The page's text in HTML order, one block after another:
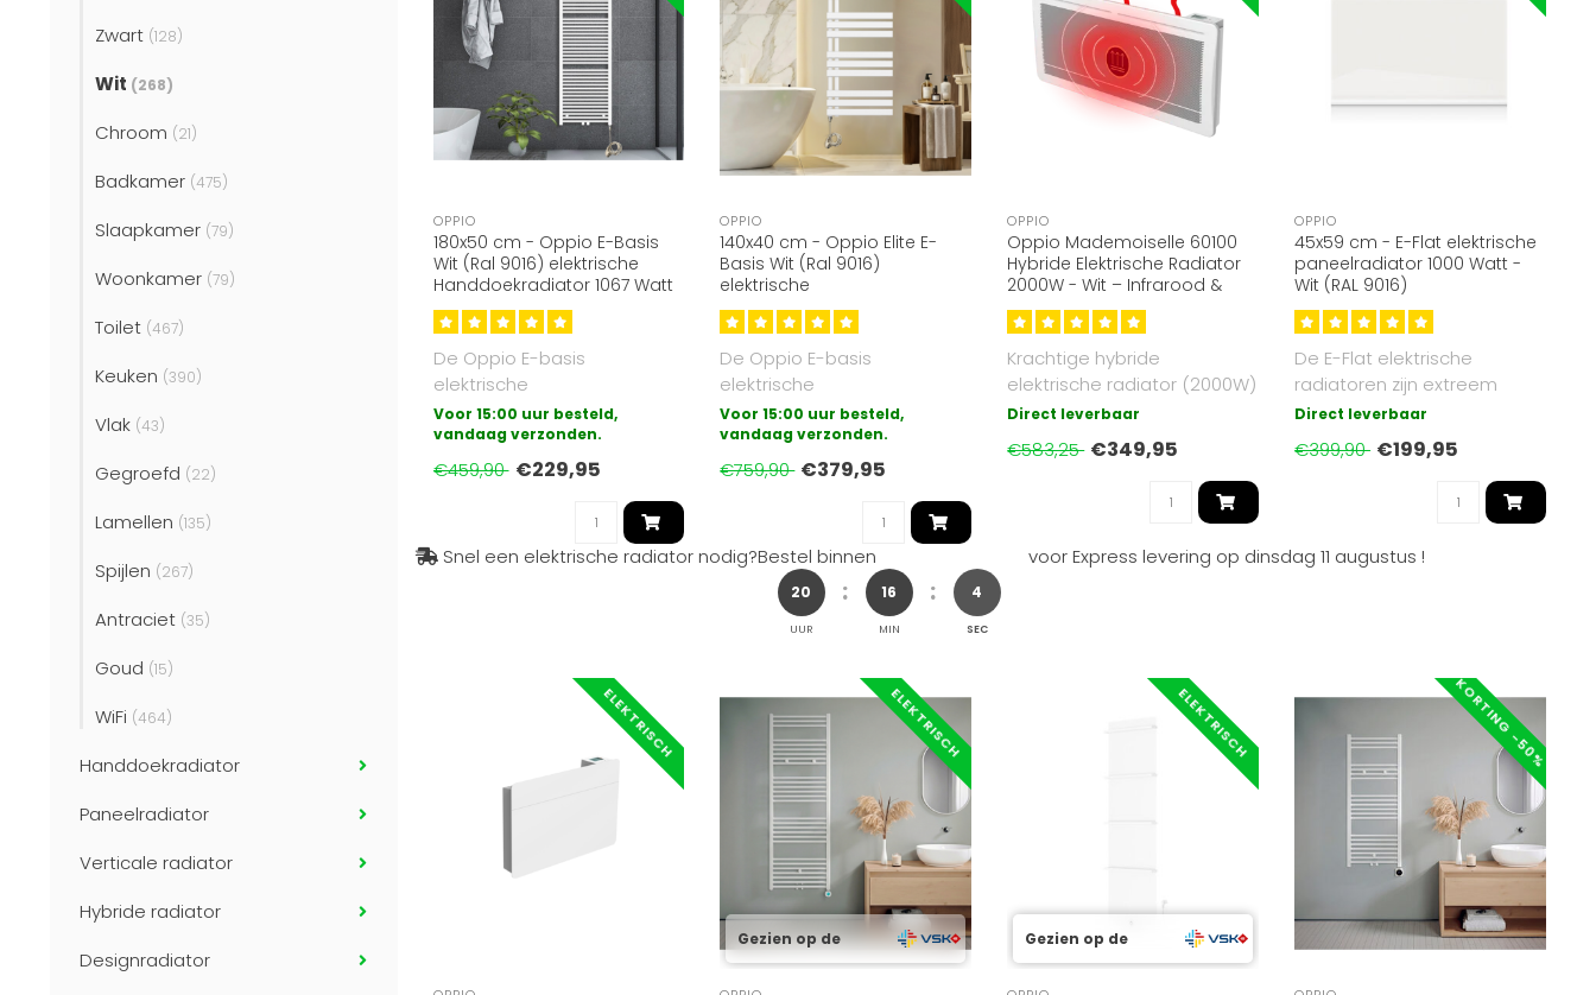
Zwart (128)
Wit (268)
Chroom (21)
Badkamer (475)
Slaapkamer (79)
Woonkamer (79)
Toilet (467)
Keuken (390)
Vlak (43)
Gegroefd (22)
Lamellen (135)
Spijlen (267)
Antraciet (35)
Goud (15)
WiFi (464)
Handdoekradiator
Paneelradiator
Verticale radiator
Hybride radiator
Designradiator
OPPIO
180x50 cm - Oppio E-Basis
Wit (Ral 9016) elektrische
Handdoekradiator 1067 Watt
De Oppio E-basis
elektrische
badkamerradiator is de
meest eenvoudige vorm
van el..
Voor 15:00 uur besteld,
vandaag verzonden.
€459,90 €229,95
OPPIO
140x40 cm - Oppio Elite E-
Basis Wit (Ral 9016)
elektrische
Handdoekradiator 682 Watt
De Oppio E-basis
elektrische
badkamerradiator is de
meest eenvoudige vorm
van el..
Voor 15:00 uur besteld,
vandaag verzonden.
€759,90 €379,95
OPPIO
Oppio Mademoiselle 60100
Hybride Elektrische Radiator
2000W - Wit – Infrarood &
Convectie
Krachtige hybride
elektrische radiator (2000W)
met infrarood- en
convectiewarmte..
Direct leverbaar
€583,25 €349,95
OPPIO
45x59 cm - E-Flat elektrische
paneelradiator 1000 Watt -
Wit (RAL 9016)
De E-Flat elektrische
radiatoren zijn extreem
veilig, stil en eenvoudig te
insta..
Direct leverbaar
€399,90 €199,95
Snel een elektrische radiator nodig?Bestel binnen
20
UUR
16
MIN
3
SEC
voor Express levering op dinsdag 11 augustus !
ELEKTRISCH ELEKTRISCH
Gezien op de
ELEKTRISCH
Gezien op de
KORTING -50%